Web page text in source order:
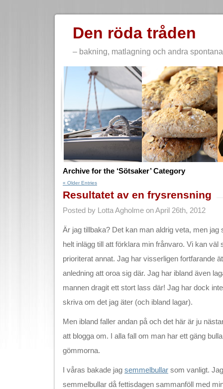
Den röda tråden
– bakning, matlagning och andra
Archive for the ‘Sötsaker’ Category
« Older Entries
Resultatet av en frysrensning
Posted by Lotta Agholme on April 26th, 2012
Är jag tillbaka? Det kan man aldrig veta, men jag
helt inlägg till att förklara min frånvaro. Vi kan väl
prioriterat annat. Jag har visserligen fortfarande
anledning att oroa sig där. Jag har ibland även
mannen dragit ett stort lass där! Jag har dock
skriva om det jag äter (och ibland lagar).
Men ibland faller andan på och det här är ju
att blogga om. I alla fall om man har ett gäng
gömmorna.
I våras bakade jag semmelbullar som vanligt.
semmelbullar då fettisdagen sammanföll med